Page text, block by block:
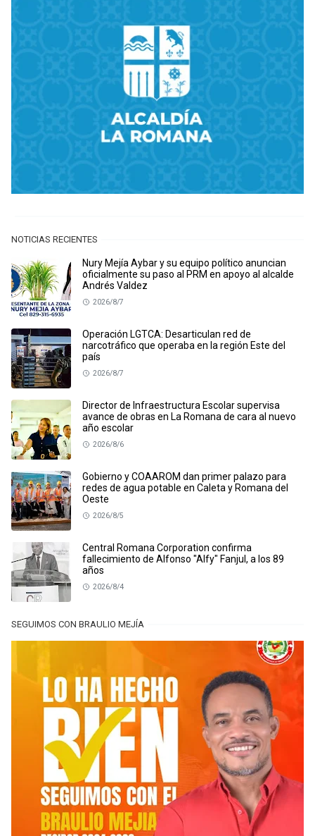
NOTICIAS RECIENTES
Nury Mejía Aybar y su equipo político anuncian
oficialmente su paso al PRM en apoyo al alcalde
Andrés Valdez
2026/8/7
Operación LGTCA: Desarticulan red de
narcotráfico que operaba en la región Este del
país
2026/8/7
Director de Infraestructura Escolar supervisa
avance de obras en La Romana de cara al nuevo
año escolar
2026/8/6
Gobierno y COAAROM dan primer palazo para
redes de agua potable en Caleta y Romana del
Oeste
2026/8/5
Central Romana Corporation confirma
fallecimiento de Alfonso "Alfy" Fanjul, a los 89
años
2026/8/4
SEGUIMOS CON BRAULIO MEJÍA